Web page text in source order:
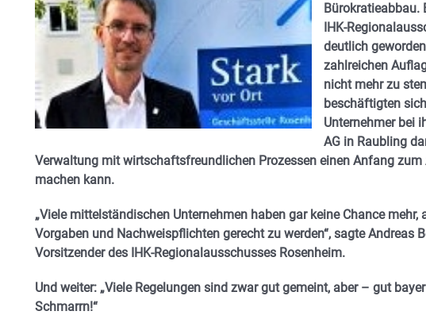
Bürokratieabbau.
IHK-
deutlich
zahlreichen
nicht mehr zu
beschäftigten
Unternehmer bei
AG in Raubling
Verwaltung mit wirtschaftsfreundlichen Prozessen einen Anfang zum
machen kann.
„Viele mittelständischen Unternehmen haben gar keine Chance mehr,
Vorgaben und Nachweispflichten gerecht zu werden“, sagte Andreas
Vorsitzender des IHK-Regionalausschusses Rosenheim.
Und weiter: „Viele Regelungen sind zwar gut gemeint, aber – gut
Schmarrn!“